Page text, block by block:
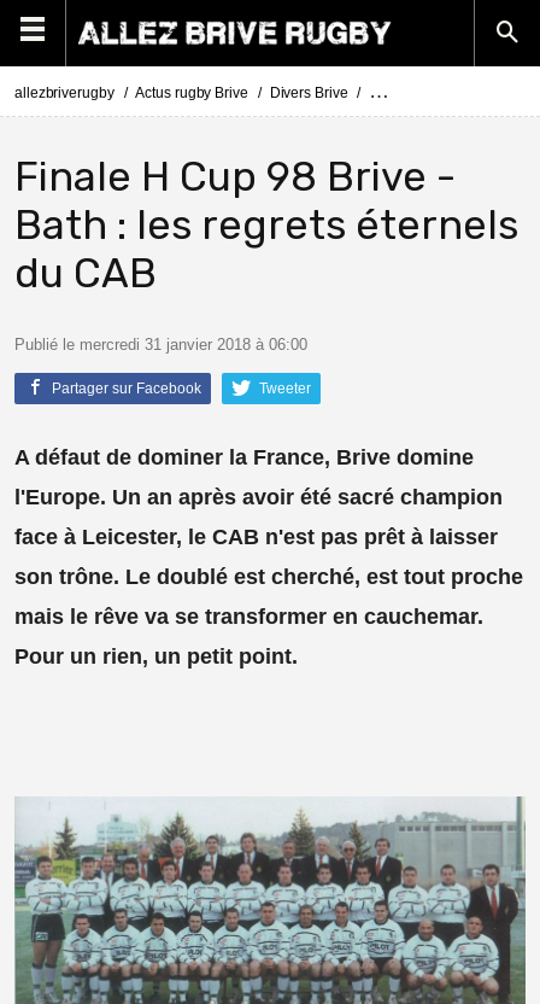
allezbriverugby Actus rugby Brive Divers Brive Finale H Cup 98 Brive -
Finale H Cup 98 Brive -
Bath : les regrets éternels
du CAB
Publié le mercredi 31 janvier 2018 à 06:00
Partager sur Facebook Tweeter
A défaut de dominer la France, Brive domine
l'Europe. Un an après avoir été sacré champion
face à Leicester, le CAB n'est pas prêt à laisser
son trône. Le doublé est cherché, est tout proche
mais le rêve va se transformer en cauchemar.
Pour un rien, un petit point.